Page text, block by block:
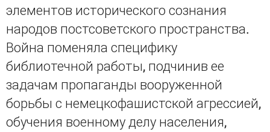
элементов исторического сознания
народов постсоветского пространства.
Война поменяла специфику
библиотечной работы, подчинив ее
задачам пропаганды вооруженной
борьбы с немецкофашистской агрессией,
обучения военному делу населения,